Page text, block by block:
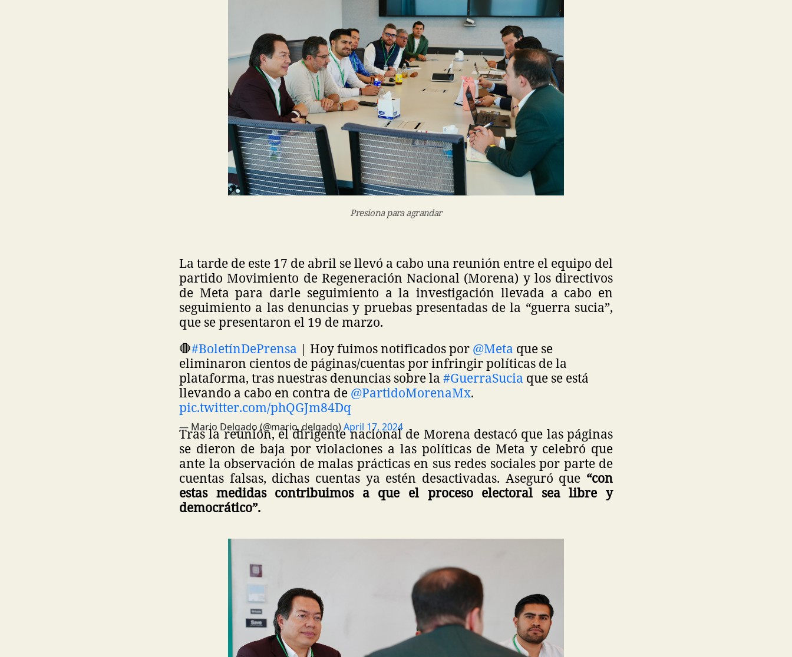
Presiona para agrandar
La tarde de este 17 de abril se llevó a cabo una reunión entre el equipo del
partido Movimiento de Regeneración Nacional (Morena) y los directivos
de Meta para darle seguimiento a la investigación llevada a cabo en
seguimiento a las denuncias y pruebas presentadas de la “guerra sucia”,
que se presentaron el 19 de marzo.
🛑#BoletínDePrensa | Hoy fuimos notificados por @Meta que se
eliminaron cientos de páginas/cuentas por infringir políticas de la
plataforma, tras nuestras denuncias sobre la #GuerraSucia que se está
llevando a cabo en contra de @PartidoMorenaMx.
pic.twitter.com/phQGJm84Dq
— Mario Delgado (@mario_delgado)April 17, 2024
Tras la reunión, el dirigente nacional de Morena destacó que las páginas
se dieron de baja por violaciones a las políticas de Meta y celebró que
ante la observación de malas prácticas en sus redes sociales por parte de
cuentas falsas, dichas cuentas ya estén desactivadas. Aseguró que “con
estas medidas contribuimos a que el proceso electoral sea libre y
democrático”.